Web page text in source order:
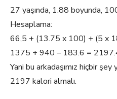
27 yaşında, 1.88 boyunda,
Hesaplama:
66,5 + (13.75 x 100) + (5 x
1375 + 940 – 183.6 =
Yani bu arkadaşımız hiçbir
2197 kalori almalı.